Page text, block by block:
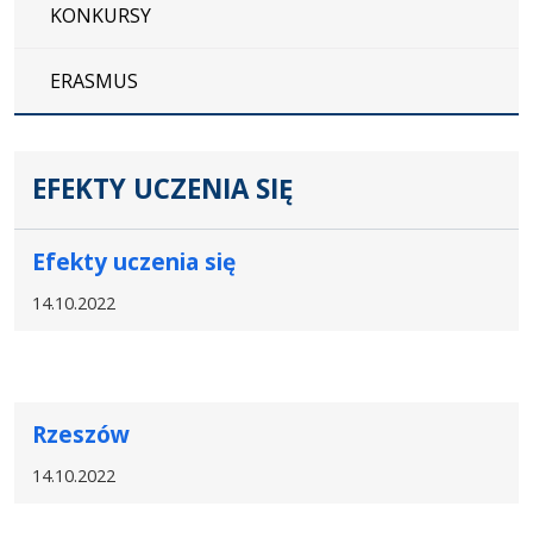
KONKURSY
ERASMUS
EFEKTY UCZENIA SIĘ
Efekty uczenia się
14.10.2022
Rzeszów
14.10.2022